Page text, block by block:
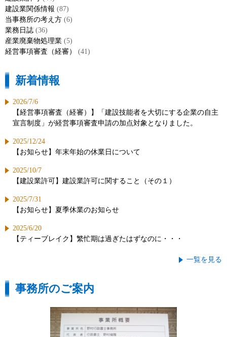
建設業関係情報 (87)
当事務所の考え方 (6)
業務日誌 (36)
産業廃棄物処理業 (5)
経営事項審査（経審）
(41)
新着情報
2026/7/6
【経営事項審査（経審）】「建設技能者を大切にする企業の自主
宣言制度」が経営事項審査申請の加点対象となりました。
2025/12/24
【お知らせ】年末年始の休業日について
2025/10/7
【建設業許可】建設業許可に関すること（その１）
2025/7/31
【お知らせ】夏季休業のお知らせ
2025/6/20
【ティーブレイク】繁忙期は過ぎたはずなのに・・・
一覧を見る
事務所のご案内